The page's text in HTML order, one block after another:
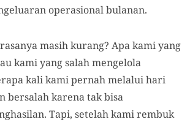
operasional bulanan.
masih kurang? Apa kami yang
kami yang salah mengelola
kali kami pernah melalui hari
bersalah karena tak bisa
Tapi, setelah kami rembuk